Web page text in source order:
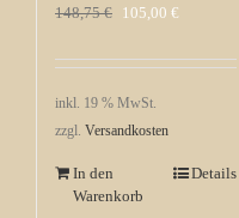
148,75€ Ursprünglicher
war:
105,00 €
ist:
inkl. 19 % MwSt.
zzgl. Versandkosten
In den
Warenkorb
Details